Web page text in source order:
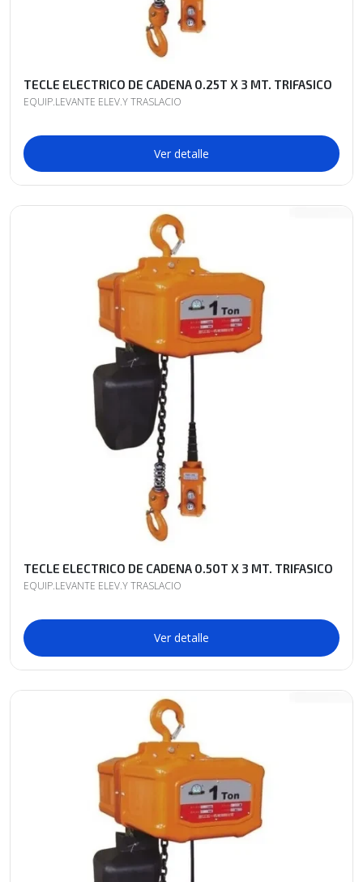
TECLE ELECTRICO DE CADENA 0.25T X 3 MT. TRIFASICO
EQUIP.LEVANTE ELEV.Y TRASLACIO
Ver detalle
TECLE ELECTRICO DE CADENA 0.50T X 3 MT. TRIFASICO
EQUIP.LEVANTE ELEV.Y TRASLACIO
Ver detalle